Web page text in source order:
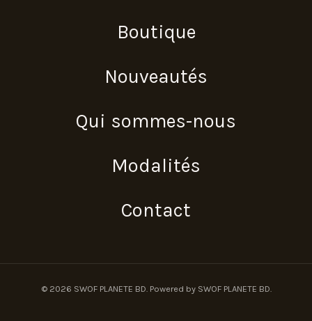
Boutique
Nouveautés
Qui sommes-nous
Modalités
Contact
© 2026 SWOF PLANETE BD. Powered by SWOF PLANETE BD.